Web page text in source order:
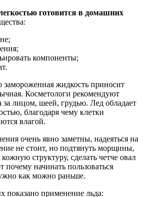
готовится в домашних
компоненты;
жидкость приносит
Косметологи рекомендуют
за лицом, шеей, грудью. Лед обладает
благодаря чему клетки
влагой.
очень явно заметны, надеяться на
не стоит, но подтянуть морщины,
структуру, сделать четче овал
почему начинать пользоваться
как можно раньше.
показано применение льда: